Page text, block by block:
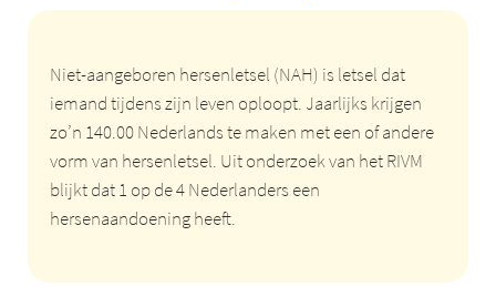
Niet-aangeboren hersenletsel (NAH) is letsel dat
iemand tijdens zijn leven oploopt. Jaarlijks krijgen
zo’n 140.00 Nederlands te maken met een of andere
vorm van hersenletsel. Uit onderzoek van het RIVM
blijkt dat 1 op de 4 Nederlanders een
hersenaandoening heeft.